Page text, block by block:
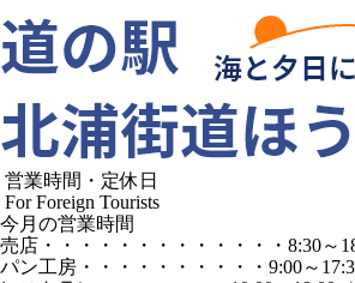
営業時間・定休日
For Foreign Tourists
今月の営業時間
売店 ・・・・・・・・・・・・・ 8:30～
パン工房 ・・・・・・・・・・ 9:00～